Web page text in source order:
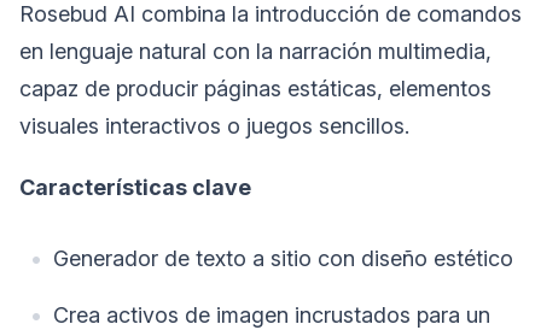
Rosebud AI combina la introducción de comandos
en lenguaje natural con la narración multimedia,
capaz de producir páginas estáticas, elementos
visuales interactivos o juegos sencillos.
Características clave
Generador de texto a sitio con diseño estético
Crea activos de imagen incrustados para un